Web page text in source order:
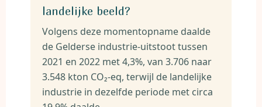
landelijke beeld?
Volgens deze momentopname daalde
de Gelderse industrie-uitstoot tussen
2021 en 2022 met 4,3%, van 3.706 naar
3.548 kton CO₂-eq, terwijl de landelijke
industrie in dezelfde periode met circa